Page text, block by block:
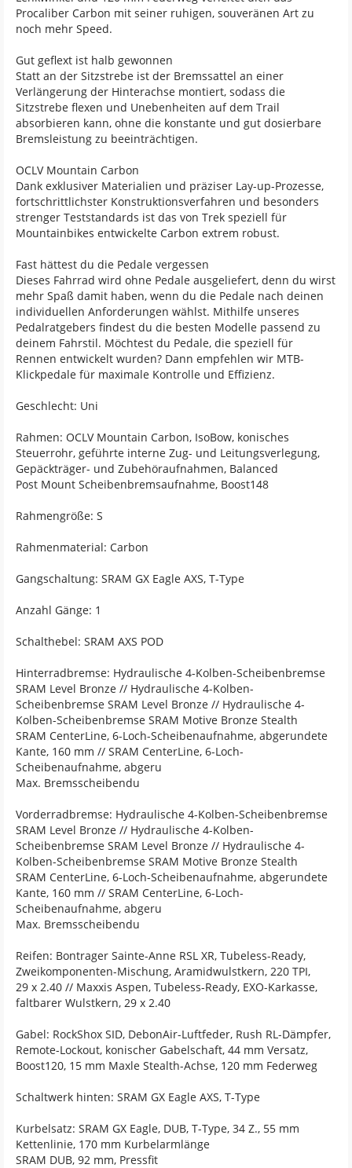
Procaliber Carbon mit seiner ruhigen, souveränen Art zu
noch mehr Speed.
Gut geflext ist halb gewonnen
Statt an der Sitzstrebe ist der Bremssattel an einer
Verlängerung der Hinterachse montiert, sodass die
Sitzstrebe flexen und Unebenheiten auf dem Trail
absorbieren kann, ohne die konstante und gut dosierbare
Bremsleistung zu beeinträchtigen.
OCLV Mountain Carbon
Dank exklusiver Materialien und präziser Lay-up-Prozesse,
fortschrittlichster Konstruktionsverfahren und besonders
strenger Teststandards ist das von Trek speziell für
Mountainbikes entwickelte Carbon extrem robust.
Fast hättest du die Pedale vergessen
Dieses Fahrrad wird ohne Pedale ausgeliefert, denn du wirst
mehr Spaß damit haben, wenn du die Pedale nach deinen
individuellen Anforderungen wählst. Mithilfe unseres
Pedalratgebers findest du die besten Modelle passend zu
deinem Fahrstil. Möchtest du Pedale, die speziell für
Rennen entwickelt wurden? Dann empfehlen wir MTB-
Klickpedale für maximale Kontrolle und Effizienz.
Geschlecht: Uni
Rahmen: OCLV Mountain Carbon, IsoBow, konisches
Steuerrohr, geführte interne Zug- und Leitungsverlegung,
Gepäckträger- und Zubehöraufnahmen, Balanced
Post Mount Scheibenbremsaufnahme, Boost148
Rahmengröße: S
Rahmenmaterial: Carbon
Gangschaltung: SRAM GX Eagle AXS, T-Type
Anzahl Gänge: 1
Schalthebel: SRAM AXS POD
Hinterradbremse: Hydraulische 4-Kolben-Scheibenbremse
SRAM Level Bronze // Hydraulische 4-Kolben-
Scheibenbremse SRAM Level Bronze // Hydraulische 4-
Kolben-Scheibenbremse SRAM Motive Bronze Stealth
SRAM CenterLine, 6-Loch-Scheibenaufnahme, abgerundete
Kante, 160 mm // SRAM CenterLine, 6-Loch-
Scheibenaufnahme, abgeru
Max. Bremsscheibendu
Vorderradbremse: Hydraulische 4-Kolben-Scheibenbremse
SRAM Level Bronze // Hydraulische 4-Kolben-
Scheibenbremse SRAM Level Bronze // Hydraulische 4-
Kolben-Scheibenbremse SRAM Motive Bronze Stealth
SRAM CenterLine, 6-Loch-Scheibenaufnahme, abgerundete
Kante, 160 mm // SRAM CenterLine, 6-Loch-
Scheibenaufnahme, abgeru
Max. Bremsscheibendu
Reifen: Bontrager Sainte-Anne RSL XR, Tubeless-Ready,
Zweikomponenten-Mischung, Aramidwulstkern, 220 TPI,
29 x 2.40 // Maxxis Aspen, Tubeless-Ready, EXO-Karkasse,
faltbarer Wulstkern, 29 x 2.40
Gabel: RockShox SID, DebonAir-Luftfeder, Rush RL-Dämpfer,
Remote-Lockout, konischer Gabelschaft, 44 mm Versatz,
Boost120, 15 mm Maxle Stealth-Achse, 120 mm Federweg
Schaltwerk hinten: SRAM GX Eagle AXS, T-Type
Kurbelsatz: SRAM GX Eagle, DUB, T-Type, 34 Z., 55 mm
Kettenlinie, 170 mm Kurbelarmlänge
SRAM DUB, 92 mm, Pressfit